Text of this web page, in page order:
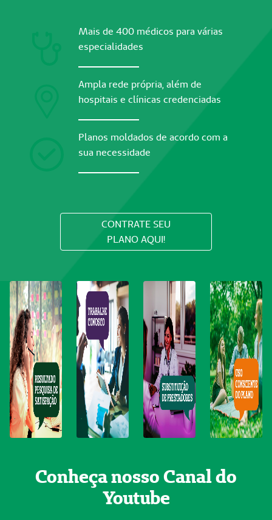
Mais de 400 médicos para várias
especialidades
Ampla rede própria, além de
hospitais e clínicas credenciadas
Planos moldados de acordo com a
sua necessidade
CONTRATE SEU
PLANO AQUI!
. . . .
Conheça nosso Canal do
Youtube